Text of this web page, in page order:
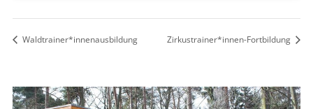
Waldtrainer*innenausbildung Zirkustrainer*innen-Fortbildung